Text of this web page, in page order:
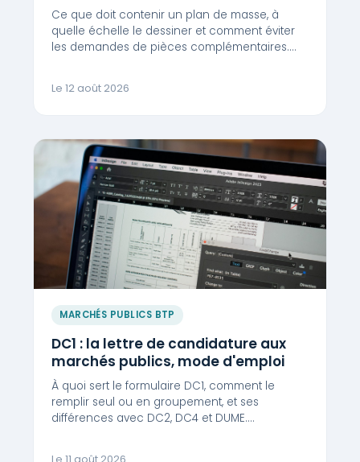
Ce que doit contenir un plan de masse, à
quelle échelle le dessiner et comment éviter
les demandes de pièces complémentaires.…
Le 12 août 2026
MARCHÉS PUBLICS BTP
DC1 : la lettre de candidature aux
marchés publics, mode d'emploi
À quoi sert le formulaire DC1, comment le
remplir seul ou en groupement, et ses
différences avec DC2, DC4 et DUME.…
Le 11 août 2026